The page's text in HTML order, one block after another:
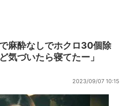
麻酔なしでホクロ30個除
気づいたら寝てたー」
2023/09/07 10:15